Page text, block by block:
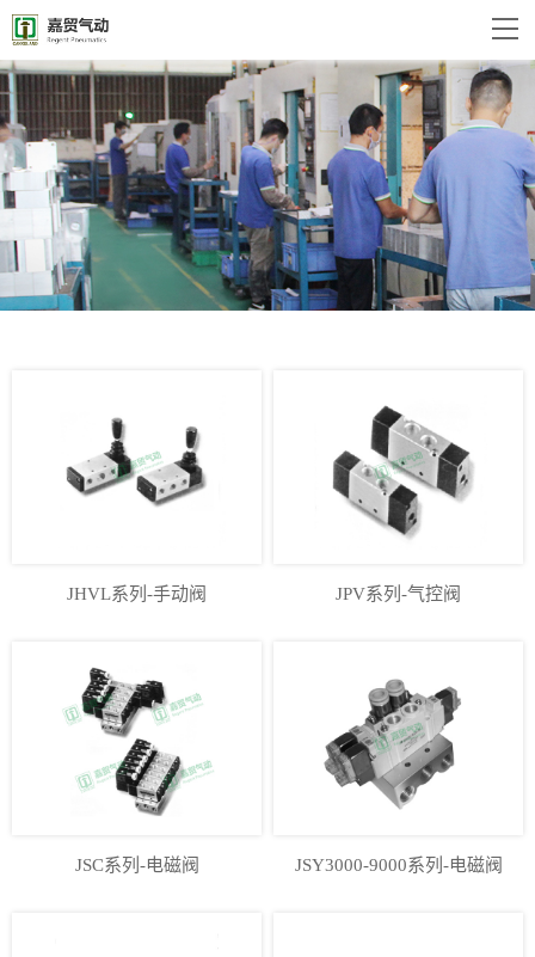
JHVL系列-手动阀 JPV系列-气控阀
JSC系列-电磁阀 JSY3000-9000系列-电磁阀